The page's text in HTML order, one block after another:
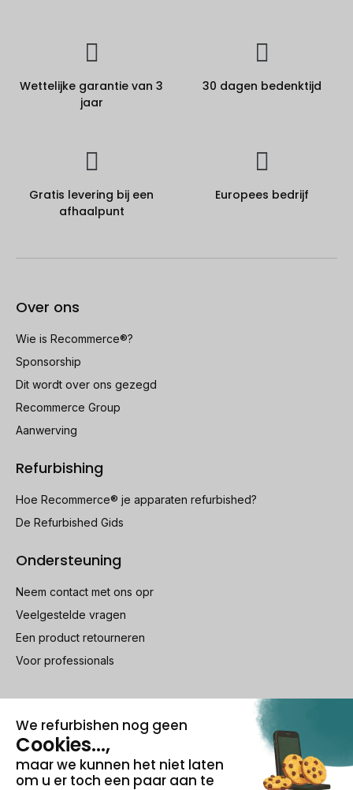
Wettelijke garantie van 3
jaar
30 dagen bedenktijd
Gratis levering bij een
afhaalpunt
Europees bedrijf
Over ons
Wie is Recommerce®?
Sponsorship
Dit wordt over ons gezegd
Recommerce Group
Aanwerving
Refurbishing
Hoe Recommerce® je apparaten refurbished?
De Refurbished Gids
Ondersteuning
Neem contact met ons opr
Veelgestelde vragen
Een product retourneren
Voor professionals
100% beveiligde betaling